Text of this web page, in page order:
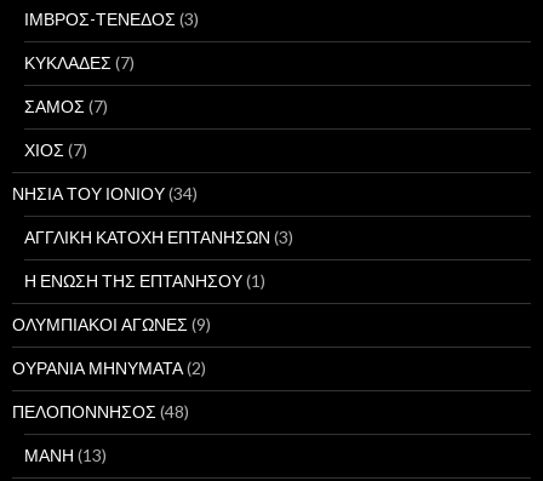
ΙΜΒΡΟΣ-ΤΕΝΕΔΟΣ (3)
ΚΥΚΛΑΔΕΣ (7)
ΣΑΜΟΣ (7)
ΧΙΟΣ (7)
ΝΗΣΙΑ ΤΟΥ ΙΟΝΙΟΥ(34)
ΑΓΓΛΙΚΗ ΚΑΤΟΧΗ ΕΠΤΑΝΗΣΩΝ (3)
Η ΕΝΩΣΗ ΤΗΣ ΕΠΤΑΝΗΣΟΥ(1)
ΟΛΥΜΠΙΑΚΟΙ ΑΓΩΝΕΣ (9)
ΟΥΡΑΝΙΑ ΜΗΝΥΜΑΤΑ(2)
ΠΕΛΟΠΟΝΝΗΣΟΣ (48)
ΜΑΝΗ (13)